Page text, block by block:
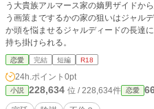
う大貴族アルマース家の嫡男ザイドか
う画策までするかの家の狙いはジャル
か頭を悩ませるジャルディードの長達
持ち掛けられる。
恋愛 完結 短編 R18
24h.ポイント 0pt
小説 228,634 位 / 228,634件 恋愛